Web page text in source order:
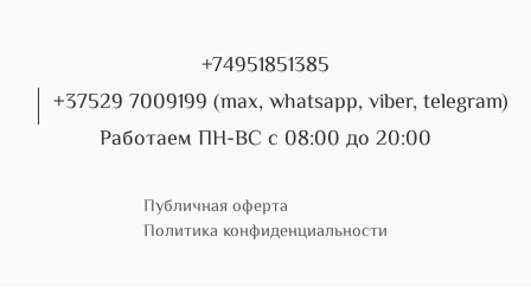
+74951851385
+37529 7009199 (max, whatsapp, viber, telegram)
Работаем ПН-ВС с 08:00 до 20:00
Публичная оферта
Политика конфиденциальности